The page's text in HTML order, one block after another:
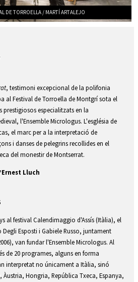
TORROELLA / MARTÍ ARTALEJO
, testimoni excepcional de la polifonia
al Festival de Torroella de Montgrí sota el
prestigiosos especialitzats en la
l'Ensemble Micrologus. L'església de
el marc per a la interpretació de
i danses de pelegrins recollides en el
del monestir de Montserrat.
Lluch
al festival Calendimaggio d'Assís (Itàlia), el
Degli Esposti i Gabiele Russo, juntament
van fundar l'Ensemble Micrologus. Al
de 20 programes, alguns en forma
interpretat no únicament a Itàlia, sinó
Hongria, República Txeca, Espanya,